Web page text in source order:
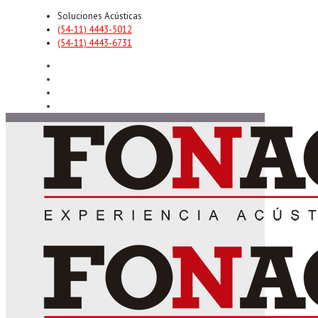
Soluciones Acústicas
(54-11) 4443-5012
(54-11) 4443-6731